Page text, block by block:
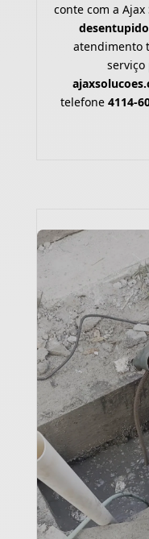
conte com a
atendimento
serviço
telefone 4114-